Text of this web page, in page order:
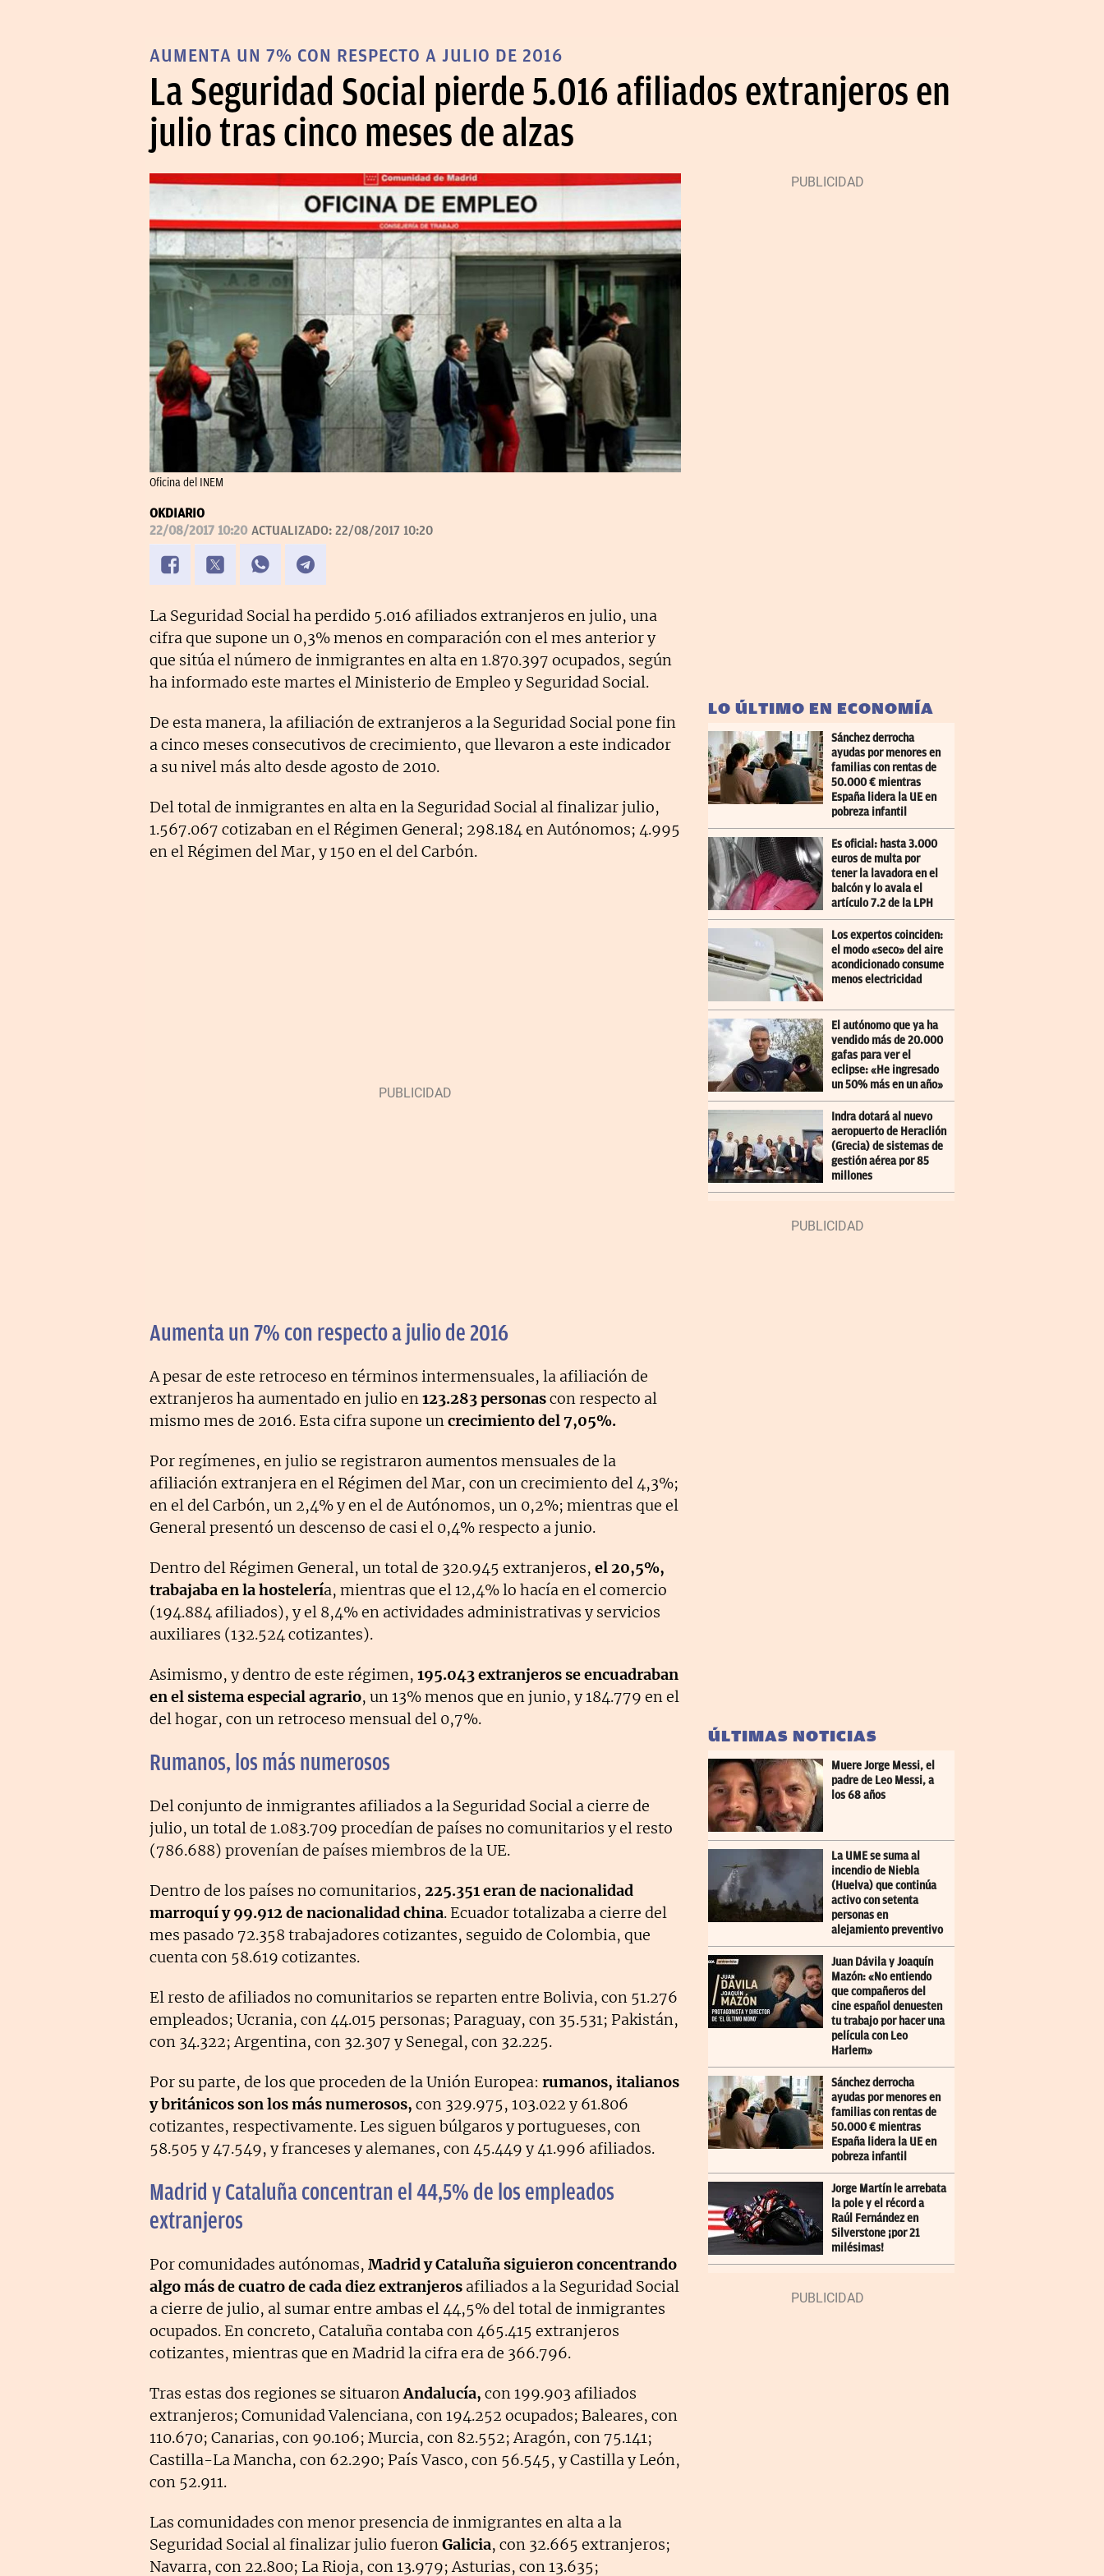
AUMENTA UN 7% CON RESPECTO A JULIO DE 2016
La Seguridad Social pierde 5.016 afiliados extranjeros en
julio tras cinco meses de alzas
Oficina del INEM
OKDIARIO
22/08/2017 10:20 ACTUALIZADO: 22/08/2017 10:20
La Seguridad Social ha perdido 5.016 afiliados extranjeros en julio, una
cifra que supone un 0,3% menos en comparación con el mes anterior y
que sitúa el número de inmigrantes en alta en 1.870.397 ocupados, según
ha informado este martes el Ministerio de Empleo y Seguridad Social.
De esta manera, la afiliación de extranjeros a la Seguridad Social pone fin
a cinco meses consecutivos de crecimiento, que llevaron a este indicador
a su nivel más alto desde agosto de 2010.
Del total de inmigrantes en alta en la Seguridad Social al finalizar julio,
1.567.067 cotizaban en el Régimen General; 298.184 en Autónomos; 4.995
en el Régimen del Mar, y 150 en el del Carbón.
Aumenta un 7% con respecto a julio de 2016
A pesar de este retroceso en términos intermensuales, la afiliación de
extranjeros ha aumentado en julio en123.283 personascon respecto al
mismo mes de 2016. Esta cifra supone uncrecimiento del 7,05%.
Por regímenes, en julio se registraron aumentos mensuales de la
afiliación extranjera en el Régimen del Mar, con un crecimiento del 4,3%;
en el del Carbón, un 2,4% y en el de Autónomos, un 0,2%; mientras que el
General presentó un descenso de casi el 0,4% respecto a junio.
Dentro del Régimen General, un total de 320.945 extranjeros, el 20,5%,
trabajaba en la hostelería, mientras que el 12,4% lo hacía en el comercio
(194.884 afiliados), y el 8,4% en actividades administrativas y servicios
auxiliares (132.524 cotizantes).
Asimismo, y dentro de este régimen, 195.043 extranjeros se encuadraban
en el sistema especial agrario, un 13% menos que en junio, y 184.779 en el
del hogar, con un retroceso mensual del 0,7%.
Rumanos, los más numerosos
Del conjunto de inmigrantes afiliados a la Seguridad Social a cierre de
julio, un total de 1.083.709 procedían de países no comunitarios y el resto
(786.688) provenían de países miembros de la UE.
Dentro de los países no comunitarios, 225.351 eran de nacionalidad
marroquí y 99.912 de nacionalidad china. Ecuador totalizaba a cierre del
mes pasado 72.358 trabajadores cotizantes, seguido de Colombia, que
cuenta con 58.619 cotizantes.
El resto de afiliados no comunitarios se reparten entre Bolivia, con 51.276
empleados; Ucrania, con 44.015 personas; Paraguay, con 35.531; Pakistán,
con 34.322; Argentina, con 32.307 y Senegal, con 32.225.
Por su parte, de los que proceden de la Unión Europea: rumanos, italianos
y británicos son los más numerosos, con 329.975, 103.022 y 61.806
cotizantes, respectivamente. Les siguen búlgaros y portugueses, con
58.505 y 47.549, y franceses y alemanes, con 45.449 y 41.996 afiliados.
Madrid y Cataluña concentran el 44,5% de los empleados
extranjeros
Por comunidades autónomas, Madrid y Cataluña siguieron concentrando
algo más de cuatro de cada diez extranjeros afiliados a la Seguridad Social
a cierre de julio, al sumar entre ambas el 44,5% del total de inmigrantes
ocupados. En concreto, Cataluña contaba con 465.415 extranjeros
cotizantes, mientras que en Madrid la cifra era de 366.796.
Tras estas dos regiones se situaronAndalucía, con 199.903 afiliados
extranjeros; Comunidad Valenciana, con 194.252 ocupados; Baleares, con
110.670; Canarias, con 90.106; Murcia, con 82.552; Aragón, con 75.141;
Castilla-La Mancha, con 62.290; País Vasco, con 56.545, y Castilla y León,
con 52.911.
Las comunidades con menor presencia de inmigrantes en alta a la
Seguridad Social al finalizar julio fueronGalicia, con 32.665 extranjeros;
Navarra, con 22.800; La Rioja, con 13.979; Asturias, con 13.635;
LO ÚLTIMO EN ECONOMÍA
Sánchez derrocha
ayudas por menores en
familias con rentas de
50.000 € mientras
España lidera la UE en
pobreza infantil
Es oficial: hasta 3.000
euros de multa por
tener la lavadora en el
balcón y lo avala el
artículo 7.2 de la LPH
Los expertos coinciden:
el modo «seco» del aire
acondicionado consume
menos electricidad
El autónomo que ya ha
vendido más de 20.000
gafas para ver el
eclipse: «He ingresado
un 50% más en un año»
Indra dotará al nuevo
aeropuerto de Heraclión
(Grecia) de sistemas de
gestión aérea por 85
millones
ÚLTIMAS NOTICIAS
Muere Jorge Messi, el
padre de Leo Messi, a
los 68 años
La UME se suma al
incendio de Niebla
(Huelva) que continúa
activo con setenta
personas en
alejamiento preventivo
Juan Dávila y Joaquín
Mazón: «No entiendo
que compañeros del
cine español denuesten
tu trabajo por hacer una
película con Leo
Harlem»
Sánchez derrocha
ayudas por menores en
familias con rentas de
50.000 € mientras
España lidera la UE en
pobreza infantil
Jorge Martín le arrebata
la pole y el récord a
Raúl Fernández en
Silverstone ¡por 21
milésimas!